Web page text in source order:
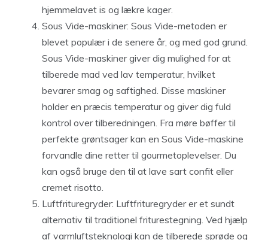
hjemmelavet is og lækre kager.
Sous Vide-maskiner: Sous Vide-metoden er
blevet populær i de senere år, og med god grund.
Sous Vide-maskiner giver dig mulighed for at
tilberede mad ved lav temperatur, hvilket
bevarer smag og saftighed. Disse maskiner
holder en præcis temperatur og giver dig fuld
kontrol over tilberedningen. Fra møre bøffer til
perfekte grøntsager kan en Sous Vide-maskine
forvandle dine retter til gourmetoplevelser. Du
kan også bruge den til at lave sart confit eller
cremet risotto.
Luftfrituregryder: Luftfrituregryder er et sundt
alternativ til traditionel friturestegning. Ved hjælp
af varmluftsteknologi kan de tilberede sprøde og